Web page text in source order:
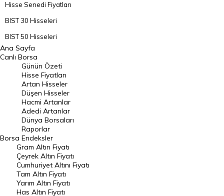
Hisse Senedi Fiyatları
BIST 30 Hisseleri
BIST 50 Hisseleri
BIST 100 Hisseleri
En Çok Artan Hisseler
En Çok Düşen Hisseler
Hacmi Artanlar
Geçmiş Kapanışlar
Dünya Borsaları
Raporlar
Endeksler
DÖVİZ
Ana Sayfa
Canlı Borsa
Borsa
Günün Özeti
Hisse Fiyatları
Artan Hisseler
Düşen Hisseler
Hacmi Artanlar
Adedi Artanlar
Dünya Borsaları
Raporlar
Endeksler
Gram Altın Fiyatı
Çeyrek Altın Fiyatı
Cumhuriyet Altını Fiyatı
Tam Altın Fiyatı
Yarım Altın Fiyatı
Has Altın Fiyatı